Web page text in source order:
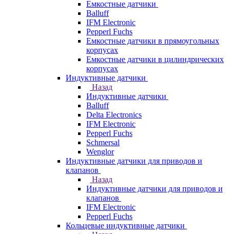
Емкостные датчики
Balluff
IFM Electronic
Pepperl Fuchs
Емкостные датчики в прямоугольных
корпусах
Емкостные датчики в цилиндрических
корпусах
Индуктивные датчики
Назад
Индуктивные датчики
Balluff
Delta Electronics
IFM Electronic
Pepperl Fuchs
Schmersal
Wenglor
Индуктивные датчики для приводов и
клапанов
Назад
Индуктивные датчики для приводов и
клапанов
IFM Electronic
Pepperl Fuchs
Кольцевые индуктивные датчики